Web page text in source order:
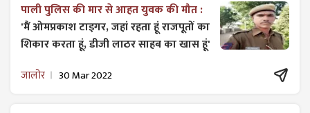
पाली पुलिस की मार से आहत युवक की मौत :
'मैं ओमप्रकाश टाइगर, जहां रहता हूं राजपूतों का
शिकार करता हूं, डीजी लाठर साहब का खास हूं'
जालोर 30 Mar 2022